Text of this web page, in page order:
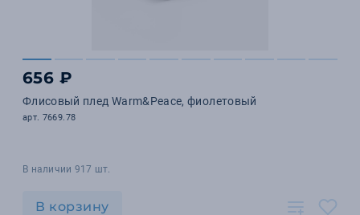
656 ₽
Флисовый плед Warm&Peace, фиолетовый
арт. 7669.78
В наличии 917 шт.
В корзину